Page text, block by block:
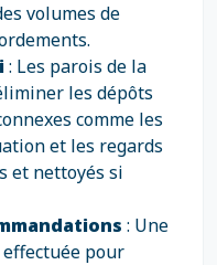
volumes de
: Les parois de la
les dépôts
comme les
et les regards
et nettoyés si
: Une
pour